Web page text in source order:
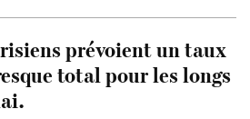
prévoient un taux
total pour les longs